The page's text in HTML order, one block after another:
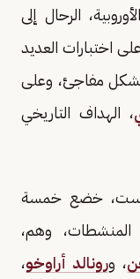
الرحال إلى
اختبارات العديد
بشكل مفاجئ، وعلى
، الهداف التاريخي
الست، خضع خمسة
المنشطات، وهم،
، ورونالد أراوخو،